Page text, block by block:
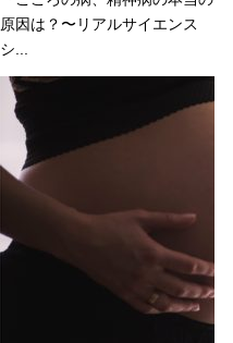
原因は？〜リアルサイエンス
シ...